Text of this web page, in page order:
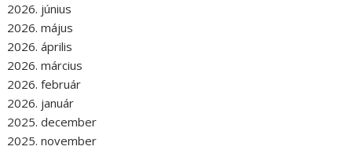
2026. június
2026. május
2026. április
2026. március
2026. február
2026. január
2025. december
2025. november